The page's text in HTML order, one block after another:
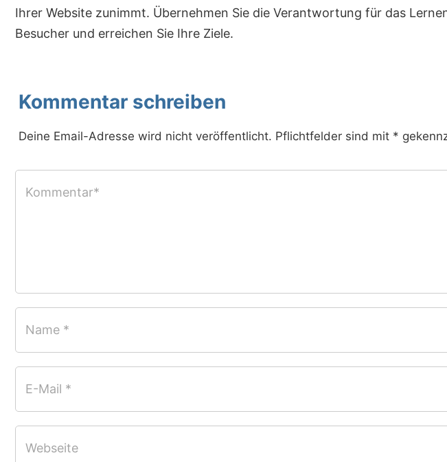
Ihrer Website zunimmt. Übernehmen Sie die Verantwortung für das
Besucher und erreichen Sie Ihre Ziele.
Kommentar schreiben
Deine Email-Adresse wird nicht veröffentlicht. Pflichtfelder sind mit *
Kommentar*
Name *
E-Mail *
Webseite